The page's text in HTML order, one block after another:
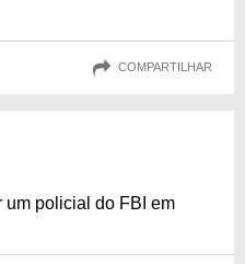
COMPARTILHAR
um policial do FBI em